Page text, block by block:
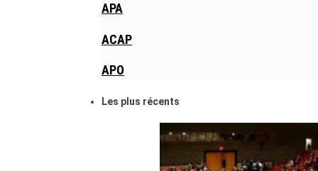
APA
ACAP
APO
Les plus récents